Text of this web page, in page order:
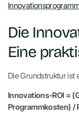
Die
Eine
Die Grundstruktur ist
Innovations-ROI =
Programmkosten) /